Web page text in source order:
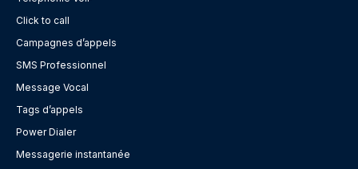
Click to call
Campagnes d’appels
SMS Professionnel
Message Vocal
Tags d’appels
Power Dialer
Messagerie instantanée